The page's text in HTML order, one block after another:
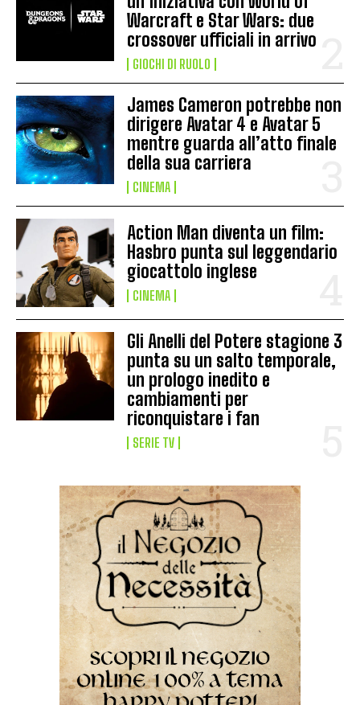
Warcraft e Star Wars: due
crossover ufficiali in arrivo
GIOCHI DI RUOLO
James Cameron potrebbe non
dirigere Avatar 4 e Avatar 5
mentre guarda all’atto finale
della sua carriera
CINEMA
Action Man diventa un film:
Hasbro punta sul leggendario
giocattolo inglese
CINEMA
Gli Anelli del Potere stagione 3
punta su un salto temporale,
un prologo inedito e
cambiamenti per
riconquistare i fan
SERIE TV